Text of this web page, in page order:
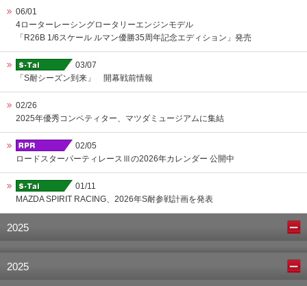
06/01
4ローターレーシングロータリーエンジンモデル
「R26B 1/6スケール ルマン優勝35周年記念エディション」発売
03/07
「S耐シーズン到来」 開幕戦前情報
02/26
2025年優秀コンペティター、マツダミュージアムに集結
02/05
ロードスターパーティレースⅢの2026年カレンダー 公開中
01/11
MAZDA SPIRIT RACING、2026年S耐参戦計画を発表
2025
2025